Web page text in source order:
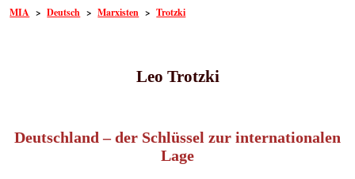
MIA >Deutsch >Marxisten >Trotzki
Leo Trotzki
Deutschland – der Schlüssel zur internationalen
Lage